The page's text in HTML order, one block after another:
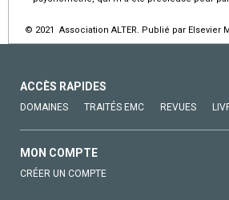
© 2021 Association ALTER. Publié par Elsevier
ACCÈS RAPIDES
DOMAINES TRAITÉS EMC REVUES
MON COMPTE
CRÉER UN COMPTE